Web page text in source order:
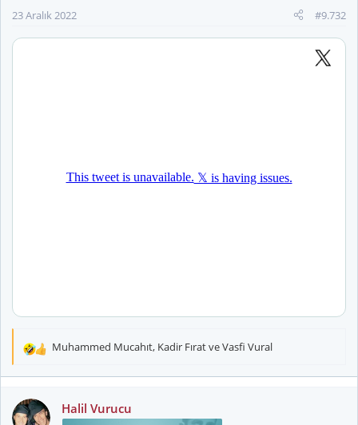
:
23 Aralık 2022 #9.732
T
k
i
Muhammed Mucahıt, Kadir FıratveVasfi Vural
Halil Vurucu